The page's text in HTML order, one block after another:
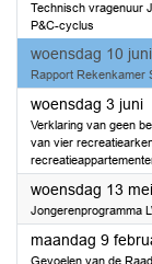
Technisch vragenuur
P&C-cyclus
woensdag 10 juni
Rapport Rekenkamer
woensdag 3 juni
Verklaring van geen
van vier
woensdag 13 mei
Jongerenprogramma
maandag 9
Gevoelen van de